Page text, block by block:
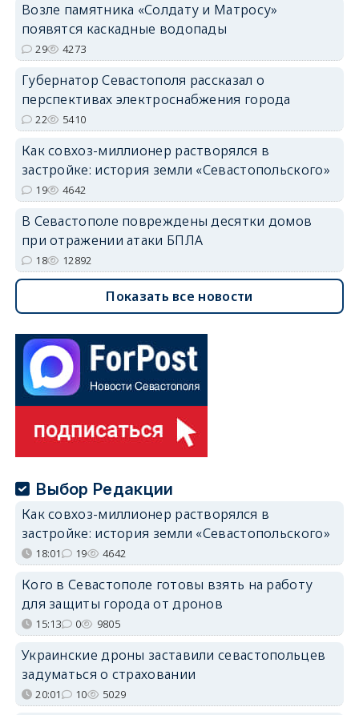
Возле памятника «Солдату и Матросу»
появятся каскадные водопады
29 4273
Губернатор Севастополя рассказал о
перспективах электроснабжения города
22 5410
Как совхоз-миллионер растворялся в
застройке: история земли «Севастопольского»
19 4642
В Севастополе повреждены десятки домов
при отражении атаки БПЛА
18 12892
Показать все новости
Выбор Редакции
Как совхоз-миллионер растворялся в
застройке: история земли «Севастопольского»
18:01 19 4642
Кого в Севастополе готовы взять на работу
для защиты города от дронов
15:13 0 9805
Украинские дроны заставили севастопольцев
задуматься о страховании
20:01 10 5029